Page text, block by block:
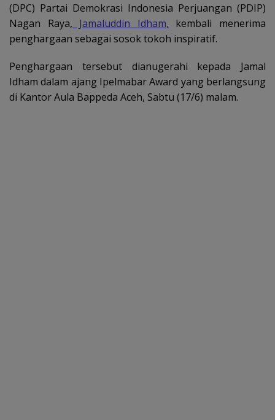
(DPC) Partai Demokrasi Indonesia Perjuangan (PDIP)
Nagan Raya, Jamaluddin Idham, kembali menerima
penghargaan sebagai sosok tokoh inspiratif.
Penghargaan tersebut dianugerahi kepada Jamal
Idham dalam ajang Ipelmabar Award yang berlangsung
di Kantor Aula Bappeda Aceh, Sabtu (17/6) malam.